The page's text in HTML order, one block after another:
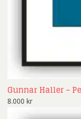
Gunnar Haller –
8.000 kr